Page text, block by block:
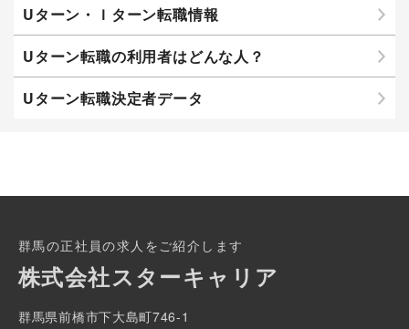
Uターン・Ｉターン転職情報
Uターン転職の利用者はどんな人？
Uターン転職決定者データ
群馬の正社員の求人をご紹介します
株式会社スターキャリア
群馬県前橋市下大島町746-1